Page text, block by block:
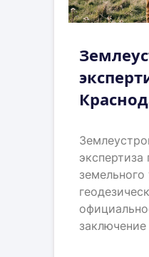
экспертиза
земельного
заключение